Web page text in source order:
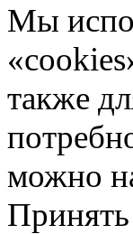
Мы
также
можно
Принять